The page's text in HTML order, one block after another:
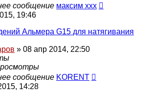
сообщение максим ххх
19:46
Альмера G15 для натягивания
» 08 апр 2014, 22:50
сообщение KORENT
14:28